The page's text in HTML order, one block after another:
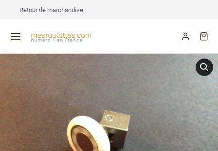
Retour de marchandise